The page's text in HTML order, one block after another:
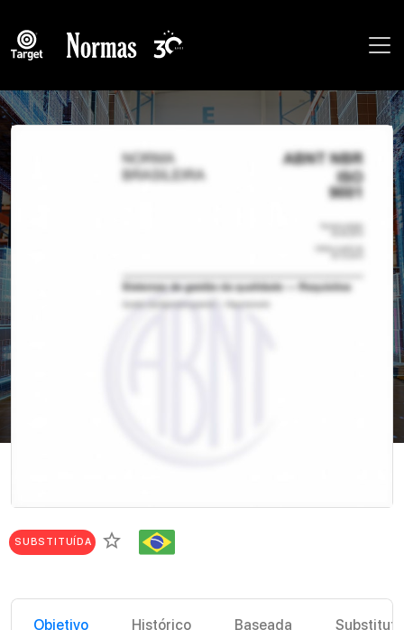
SUBSTITUÍDA star_border
Objetivo Histórico Baseada